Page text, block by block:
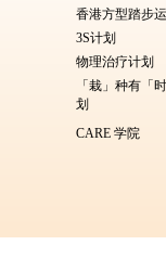
香港方型​​踏步
3S计划
物理治疗计划
「栽」种有
划
CARE 学院